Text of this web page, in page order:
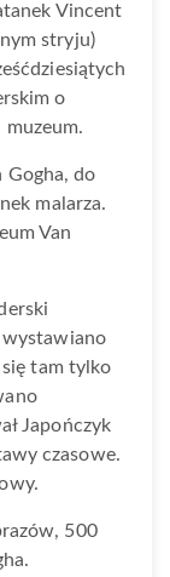
Vincent
stryju)
o
Gogha, do
malarza.
Van
tam tylko
Japończyk
czasowe.
500